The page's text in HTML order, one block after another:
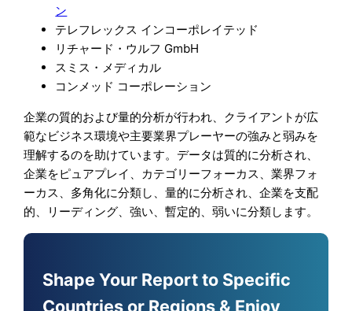
ン
テレフレックス インコーポレイテッド
リチャード・ウルフ GmbH
スミス・メディカル
コンメッド コーポレーション
企業の質的および量的分析が行われ、クライアントが広
範なビジネス環境や主要業界プレーヤーの強みと弱みを
理解するのを助けています。データは質的に分析され、
企業をピュアプレイ、カテゴリーフォーカス、業界フォ
ーカス、多角化に分類し、量的に分析され、企業を支配
的、リーディング、強い、暫定的、弱いに分類します。
Shape Your Report to Specific
Countries or Regions & Enjoy